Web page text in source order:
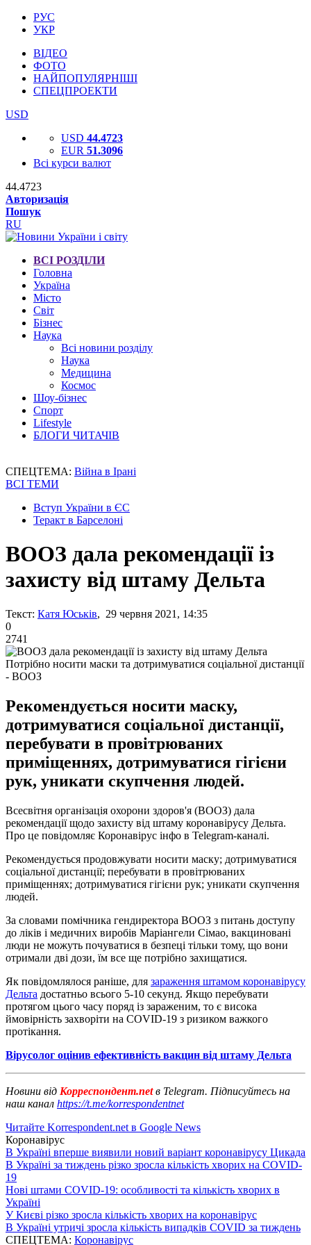
РУС
УКР
ВІДЕО
ФОТО
НАЙПОПУЛЯРНІШІ
СПЕЦПРОЕКТИ
USD
USD 44.4723
EUR 51.3096
Всі курси валют
44.4723
Авторизація
Пошук
RU
ВСІ РОЗДІЛИ
Головна
Україна
Місто
Світ
Бізнес
Наука
Всі новини розділу
Наука
Медицина
Космос
Шоу-бізнес
Спорт
Lifestyle
БЛОГИ ЧИТАЧІВ
СПЕЦТЕМА: Війна в Ірані
ВСІ ТЕМИ
Вступ України в ЄС
Теракт в Барселоні
ВООЗ дала рекомендації із
захисту від штаму Дельта
Текст: Катя Юськів, 29 червня 2021, 14:35
0
2741
Потрібно носити маски та дотримуватися соціальної дистанції
- ВООЗ
Рекомендується носити маску,
дотримуватися соціальної дистанції,
перебувати в провітрюваних
приміщеннях, дотримуватися гігієни
рук, уникати скупчення людей.
Всесвітня організація охорони здоров'я (ВООЗ) дала
рекомендації щодо захисту від штаму коронавірусу Дельта.
Про це повідомляє Коронавірус інфо в Telegram-каналі.
Рекомендується продовжувати носити маску; дотримуватися
соціальної дистанції; перебувати в провітрюваних
приміщеннях; дотримуватися гігієни рук; уникати скупчення
людей.
За словами помічника гендиректора ВООЗ з питань доступу
до ліків і медичних виробів Маріангели Сімао, вакциновані
люди не можуть почуватися в безпеці тільки тому, що вони
отримали дві дози, їм все ще потрібно захищатися.
Як повідомлялося раніше, для зараження штамом коронавірусу
Дельта достатньо всього 5-10 секунд. Якщо перебувати
протягом цього часу поряд із зараженим, то є висока
ймовірність захворіти на COVID-19 з ризиком важкого
протікання.
Вірусолог оцінив ефективність вакцин від штаму Дельта
Новини від Корреспондент.netв Telegram. Підписуйтесь на
наш канал https://t.me/korrespondentnet
Читайте Korrespondent.net в Google News
Коронавірус
В Україні вперше виявили новий варіант коронавірусу Цикада
В Україні за тиждень різко зросла кількість хворих на COVID-
19
Нові штами COVID-19: особливості та кількість хворих в
Україні
У Києві різко зросла кількість хворих на коронавірус
В Україні утричі зросла кількість випадків COVID за тиждень
СПЕЦТЕМА: Коронавірус